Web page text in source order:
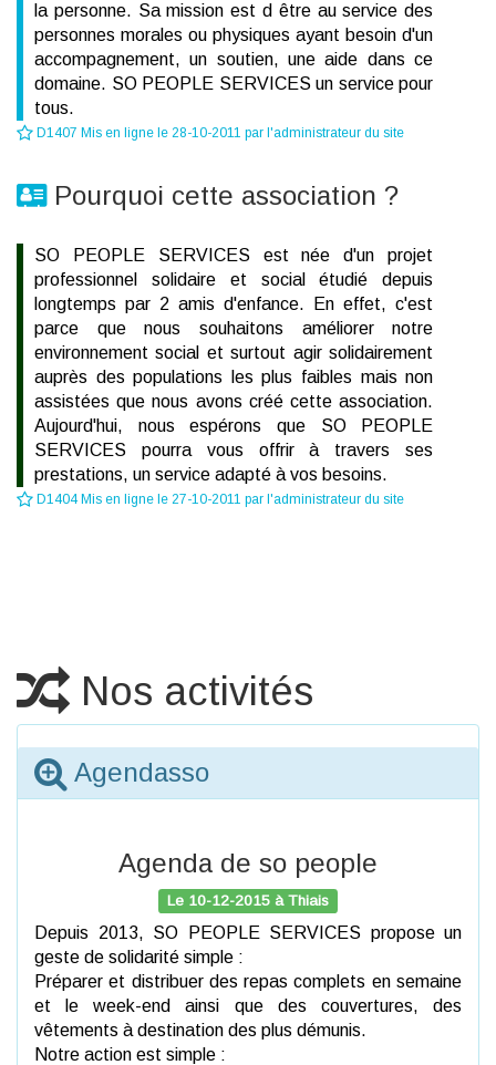
la personne. Sa mission est d être au service des
personnes morales ou physiques ayant besoin d'un
accompagnement, un soutien, une aide dans ce
domaine. SO PEOPLE SERVICES un service pour
tous.
D1407 Mis en ligne le 28-10-2011 par l'administrateur du site
Pourquoi cette association ?
SO PEOPLE SERVICES est née d'un projet
professionnel solidaire et social étudié depuis
longtemps par 2 amis d'enfance. En effet, c'est
parce que nous souhaitons améliorer notre
environnement social et surtout agir solidairement
auprès des populations les plus faibles mais non
assistées que nous avons créé cette association.
Aujourd'hui, nous espérons que SO PEOPLE
SERVICES pourra vous offrir à travers ses
prestations, un service adapté à vos besoins.
D1404 Mis en ligne le 27-10-2011 par l'administrateur du site
Nos activités
Agendasso
Agenda de so people
Le 10-12-2015 à Thiais
Depuis 2013, SO PEOPLE SERVICES propose un
geste de solidarité simple :
Préparer et distribuer des repas complets en semaine
et le week-end ainsi que des couvertures, des
vêtements à destination des plus démunis.
Notre action est simple :